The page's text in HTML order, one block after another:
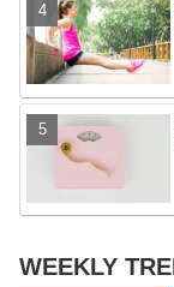
WEEKLY